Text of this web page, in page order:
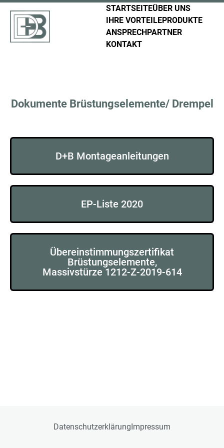
STARTSEITEÜBER UNS
IHRE VORTEILEPRODUKTE
ANSPRECHPARTNER
KONTAKT
Dokumente Brüstungselemente/ Drempel
D+B Montageanleitungen
EP-Liste 2020
Übereinstimmungszertifikat
Brüstungselemente,
Massivstürze 1212-Z-2019-614
DatenschutzerklärungImpressum